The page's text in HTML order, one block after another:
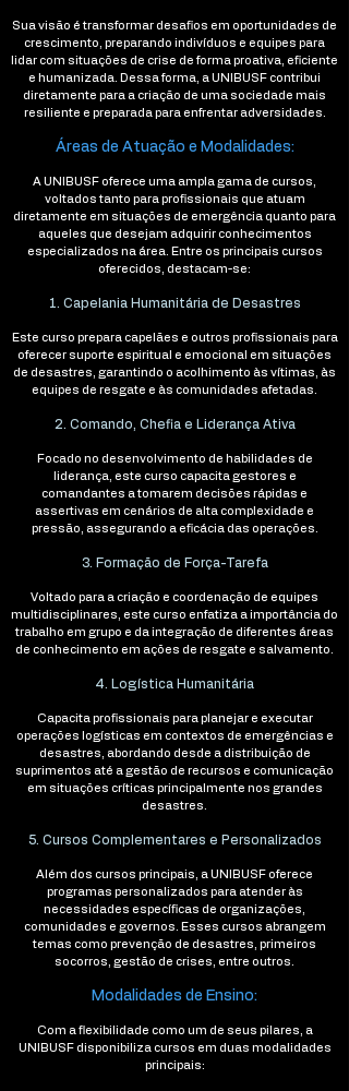
Sua visão é transformar desafios em oportunidades de
crescimento, preparando indivíduos e equipes para
lidar com situações de crise de forma proativa, eficiente
e humanizada. Dessa forma, a UNIBUSF contribui
diretamente para a criação de uma sociedade mais
resiliente e preparada para enfrentar adversidades.
Áreas de Atuação e Modalidades:
A UNIBUSF oferece uma ampla gama de cursos,
voltados tanto para profissionais que atuam
diretamente em situações de emergência quanto para
aqueles que desejam adquirir conhecimentos
especializados na área. Entre os principais cursos
oferecidos, destacam-se:
1. Capelania Humanitária de Desastres
Este curso prepara capelães e outros profissionais para
oferecer suporte espiritual e emocional em situações
de desastres, garantindo o acolhimento às vítimas, às
equipes de resgate e às comunidades afetadas.
2. Comando, Chefia e Liderança Ativa
Focado no desenvolvimento de habilidades de
liderança, este curso capacita gestores e
comandantes a tomarem decisões rápidas e
assertivas em cenários de alta complexidade e
pressão, assegurando a eficácia das operações.
3. Formação de Força-Tarefa
Voltado para a criação e coordenação de equipes
multidisciplinares, este curso enfatiza a importância do
trabalho em grupo e da integração de diferentes áreas
de conhecimento em ações de resgate e salvamento.
4. Logística Humanitária
Capacita profissionais para planejar e executar
operações logísticas em contextos de emergências e
desastres, abordando desde a distribuição de
suprimentos até a gestão de recursos e comunicação
em situações críticas principalmente nos grandes
desastres.
5. Cursos Complementares e Personalizados
Além dos cursos principais, a UNIBUSF oferece
programas personalizados para atender às
necessidades específicas de organizações,
comunidades e governos. Esses cursos abrangem
temas como prevenção de desastres, primeiros
socorros, gestão de crises, entre outros.
Modalidades de Ensino:
Com a flexibilidade como um de seus pilares, a
UNIBUSF disponibiliza cursos em duas modalidades
principais: